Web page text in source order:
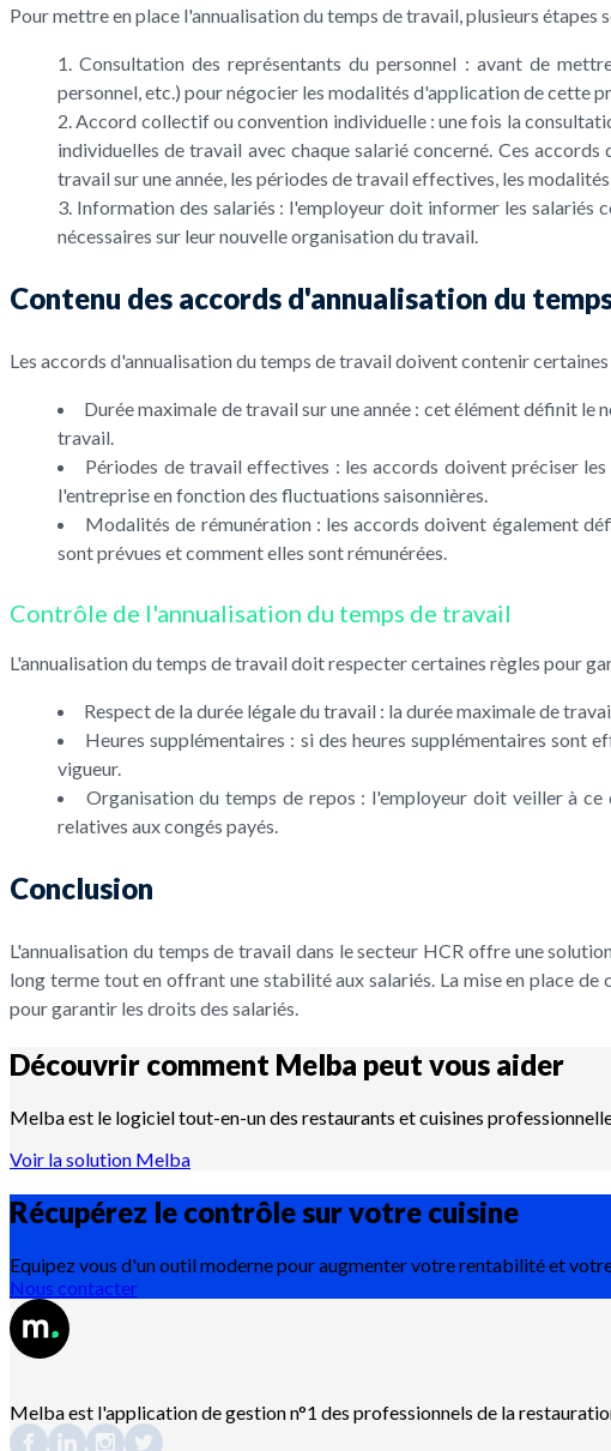
Pour mettre en place l'annualisation du temps de travail, plusieurs étapes
Consultation des représentants du personnel : avant de
personnel, etc.) pour négocier les modalités d'application de cette
Accord collectif ou convention individuelle : une fois la
individuelles de travail avec chaque salarié concerné. Ces
travail sur une année, les périodes de travail effectives, les
Information des salariés : l'employeur doit informer les salariés
nécessaires sur leur nouvelle organisation du travail.
Contenu des accords d'annualisation du
Les accords d'annualisation du temps de travail doivent contenir
Durée maximale de travail sur une année : cet élément définit
travail.
Périodes de travail effectives : les accords doivent préciser
l'entreprise en fonction des fluctuations saisonnières.
Modalités de rémunération : les accords doivent également
sont prévues et comment elles sont rémunérées.
Contrôle de l'annualisation du temps de travail
L'annualisation du temps de travail doit respecter certaines règles pour
Respect de la durée légale du travail : la durée maximale de
Heures supplémentaires : si des heures supplémentaires sont
vigueur.
Organisation du temps de repos : l'employeur doit veiller à
relatives aux congés payés.
Conclusion
L'annualisation du temps de travail dans le secteur HCR offre une
long terme tout en offrant une stabilité aux salariés. La mise en place
pour garantir les droits des salariés.
Découvrir comment Melba peut vous aider
Melba est le logiciel tout-en-un des restaurants et cuisines
Voir la solution Melba
Récupérez le contrôle sur votre cuisine
Equipez vous d'un outil moderne pour augmenter votre rentabilité et
Nous contacter
Melba est l'application de gestion n°1 des professionnels de la